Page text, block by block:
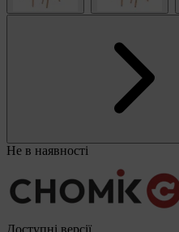
Не в наявності
Доступні версії